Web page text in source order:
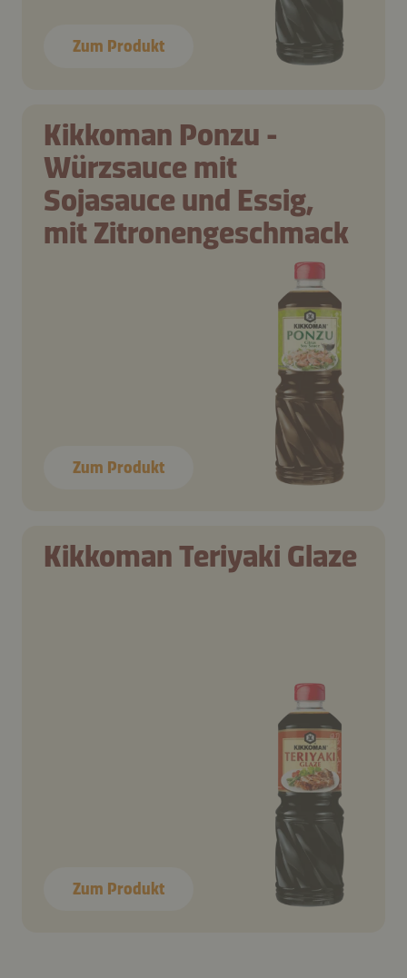
Zum Produkt
Kikkoman Ponzu -
Würzsauce mit
Sojasauce und Essig,
mit Zitronengeschmack
Zum Produkt
Kikkoman Teriyaki Glaze
Zum Produkt